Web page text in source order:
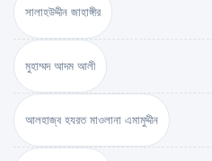
সালাহউদ্দীন জাহাঙ্গীর
মুহাম্মদ আদম আলী
আলহাজ্ব হযরত মাওলানা এমামুদ্দীন